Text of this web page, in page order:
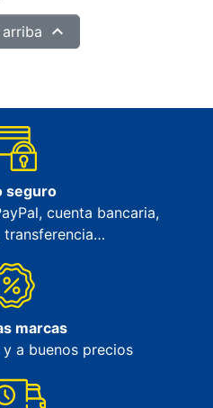

seguro
cuenta bancaria,
transferencia…
marcas
a buenos precios